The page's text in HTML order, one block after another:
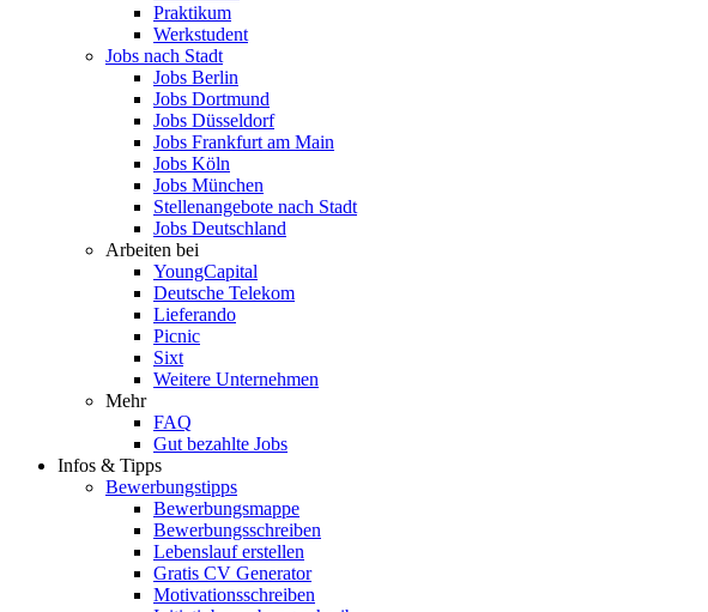
Praktikum
Werkstudent
Jobs nach Stadt
Jobs Berlin
Jobs Dortmund
Jobs Düsseldorf
Jobs Frankfurt am Main
Jobs Köln
Jobs München
Stellenangebote nach Stadt
Jobs Deutschland
Arbeiten bei
YoungCapital
Deutsche Telekom
Lieferando
Picnic
Sixt
Weitere Unternehmen
Mehr
FAQ
Gut bezahlte Jobs
Infos & Tipps
Bewerbungstipps
Bewerbungsmappe
Bewerbungsschreiben
Lebenslauf erstellen
Gratis CV Generator
Motivationsschreiben